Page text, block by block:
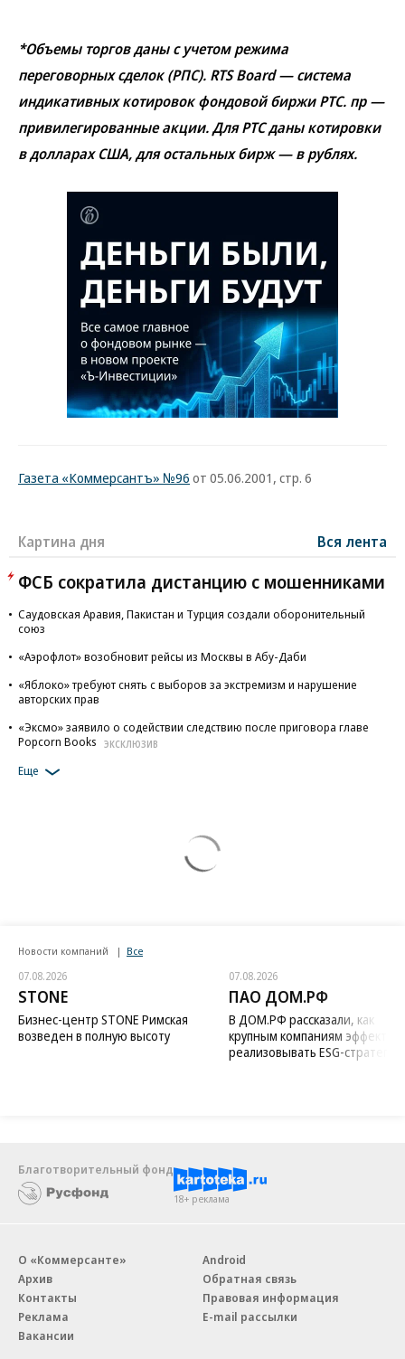
*Объемы торгов даны с учетом режима
переговорных сделок (РПС). RTS Board — система
индикативных котировок фондовой биржи РТС. пр —
привилегированные акции. Для РТС даны котировки
в долларах США, для остальных бирж — в рублях.
Газета «Коммерсантъ» №96 от 05.06.2001, стр. 6
Картина дня Вся лента
ФСБ сократила дистанцию с мошенниками
Саудовская Аравия, Пакистан и Турция создали оборонительный
союз
«Аэрофлот» возобновит рейсы из Москвы в Абу-Даби
«Яблоко» требуют снять с выборов за экстремизм и нарушение
авторских прав
«Эксмо» заявило о содействии следствию после приговора главе
Popcorn Books
ЭКСКЛЮЗИВ
Еще
Новости компаний Все
07.08.2026
STONE
Бизнес-центр STONE Римская
возведен в полную высоту
07.08.2026
ПАО ДОМ.РФ
В ДОМ.РФ рассказали, как
крупным компаниям
реализовывать ESG-стратегию
Благотворительный фонд
18+ реклама
О «Коммерсанте»
Архив
Контакты
Реклама
Вакансии
Android
Обратная связь
Правовая информация
E-mail рассылки